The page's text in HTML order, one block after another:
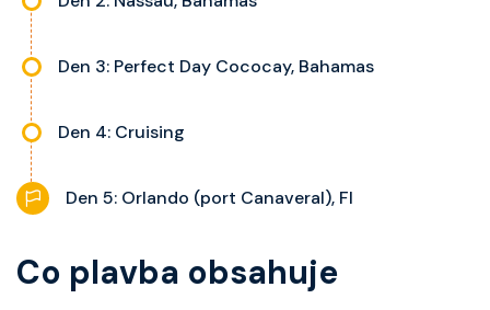
Den 3: Perfect Day Cococay, Bahamas
Den 4: Cruising
Den 5: Orlando (port Canaveral), Fl
Co plavba obsahuje